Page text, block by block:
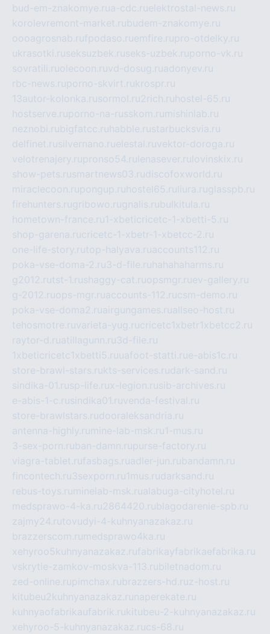
bud-em-znakomye.rua-cdc.ruelektrostal-news.ru
korolevremont-market.rubudem-znakomye.ru
oooagrosnab.rufpodaso.ruemfire.rupro-otdelky.ru
ukrasotki.ruseksuzbek.ruseks-uzbek.ruporno-vk.ru
sovratili.ruolecoon.ruvd-dosug.ruadonyev.ru
rbc-news.ruporno-skvirt.rukrospr.ru
13autor-kolonka.rusormol.ru2rich.ru hostel-65.ru
hostserve.ruporno-na-russkom.ru mishinlab.ru
neznobi.rubigfatcc.ru habble.rustarbucksvia.ru
delfinet.rusilvernano.ruelestal.ruvektor-doroga.ru
velotrenajery.rupronso54.ru lenasever.ru lovinskix.ru
show-pets.rusmartnews03.rudiscofoxworld.ru
miraclecoon.rupongup.ru hostel65.ru liura.ruglasspb.ru
firehunters.rugribowo.rugnalis.rubulkitula.ru
hometown-france.ru1-xbeticricetc-1-xbetti-5.ru
shop-garena.rucricetc-1-xbetr-1-xbetcc-2.ru
one-life-story.rutop-halyava.ruaccounts112.ru
poka-vse-doma-2.ru3-d-file.ru hahahaharms.ru
g2012.rutst-1.rushaggy-cat.ruopsmgr.ruev-gallery.ru
g-2012.ruops-mgr.ruaccounts-112.rucsm-demo.ru
poka-vse-doma2.ruairgungames.ruallseo-host.ru
tehosmotre.ruvarieta-yug.rucricetc1xbetr1xbetcc2.ru
raytor-d.ruatillagunn.ru3d-file.ru
1xbeticricetc1xbetti5.ruuafoot-statti.rue-abis1c.ru
store-brawl-stars.rukts-services.rudark-sand.ru
sindika-01.rusp-life.rux-legion.rusib-archives.ru
e-abis-1-c.rusindika01.ruvenda-festival.ru
store-brawlstars.rudooraleksandria.ru
antenna-highly.ru mine-lab-msk.ru1-mus.ru
3-sex-porn.ruban-damn.rupurse-factory.ru
viagra-tablet.rufasbags.ruadler-jun.rubandamn.ru
fincontech.ru3sexporn.ru1mus.rudarksand.ru
rebus-toys.ru minelab-msk.rualabuga-cityhotel.ru
medsprawo-4-ka.ru2864420.rublagodarenie-spb.ru
zajmy24.rutovudyi-4-kuhnyanazakaz.ru
brazzerscom.ru medsprawo4ka.ru
xehyroo5kuhnyanazakaz.rufabrikayfabrikaefabrika.ru
vskrytie-zamkov-moskva-113.rubiletnadom.ru
zed-online.rupimchax.rubrazzers-hd.ruz-host.ru
kitubeu2kuhnyanazakaz.ru naperekate.ru
kuhnyaofabrikaufabrik.rukitubeu-2-kuhnyanazakaz.ru
xehyroo-5-kuhnyanazakaz.rucs-68.ru